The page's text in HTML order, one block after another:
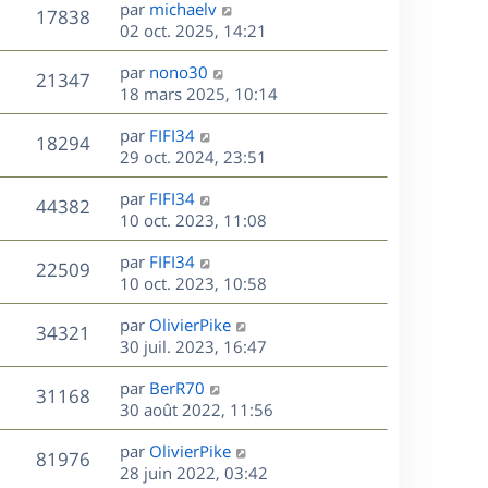
e
s
n
i
e
r
m
e
s
s
a
g
e
17838V
u
D
e
r
n
i
e
r
m
e
s
s
a
g
e
par michaelv
02 oct. 2025, 14:21
21347V
u
s
D
e
r
n
i
e
r
m
e
s
s
a
g
e
par nono30
18 mars 2025, 10:14
18294V
u
e
s
D
e
r
n
i
e
r
m
e
s
s
a
g
e
par FIFI34
29 oct. 2024, 23:51
44382V
u
D
e
r
n
i
e
r
m
e
s
s
a
g
e
par FIFI34
10 oct. 2023, 11:08
22509V
u
s
D
e
r
n
i
e
r
m
e
s
s
par FIFI34
10 oct. 2023, 10:58
34321
u
e
D
e
r
n
i
e
r
m
par OlivierPike
30 juil. 2023, 16:47
31168V
u
e
D
e
r
n
i
par BerR70
30 août 2022, 11:56
81976V
D
e
par OlivierPike
28 juin 2022, 03:42